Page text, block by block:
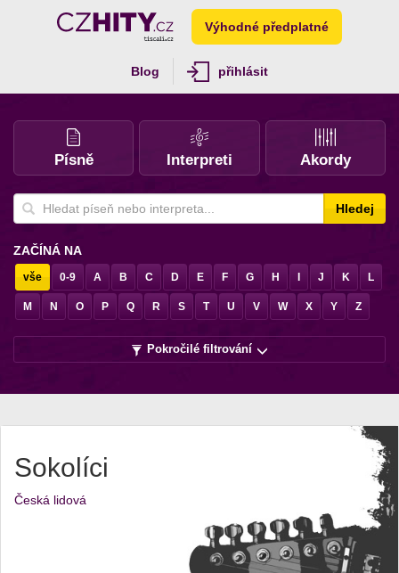
Výhodné předplatné
Blog přihlásit
Písně Interpreti Akordy
Hledej
ZAČÍNÁ NA
vše 0-9 A B C D E F G H J K L
M N O P Q R S T U V W X Y Z
Pokročilé filtrování
Sokolíci
Česká lidová